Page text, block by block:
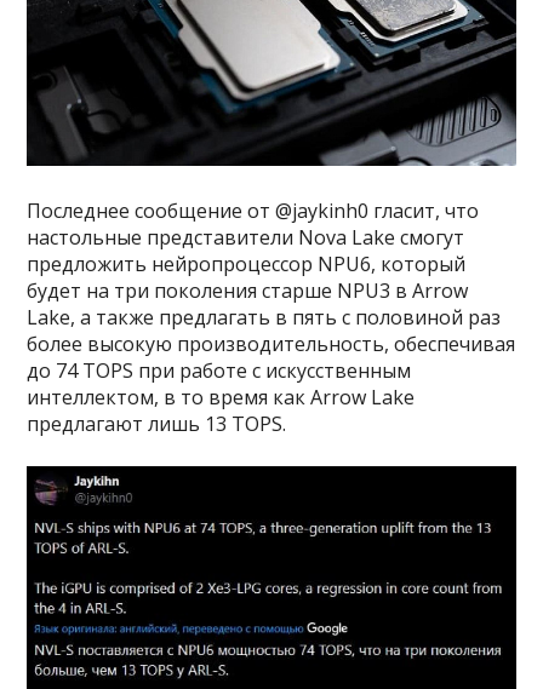
Последнее сообщение от @jaykinh0 гласит, что
настольные представители Nova Lake смогут
предложить нейропроцессор NPU6, который
будет на три поколения старше NPU3 в Arrow
Lake, а также предлагать в пять с половиной раз
более высокую производительность, обеспечивая
до 74 TOPS при работе с искусственным
интеллектом, в то время как Arrow Lake
предлагают лишь 13 TOPS.